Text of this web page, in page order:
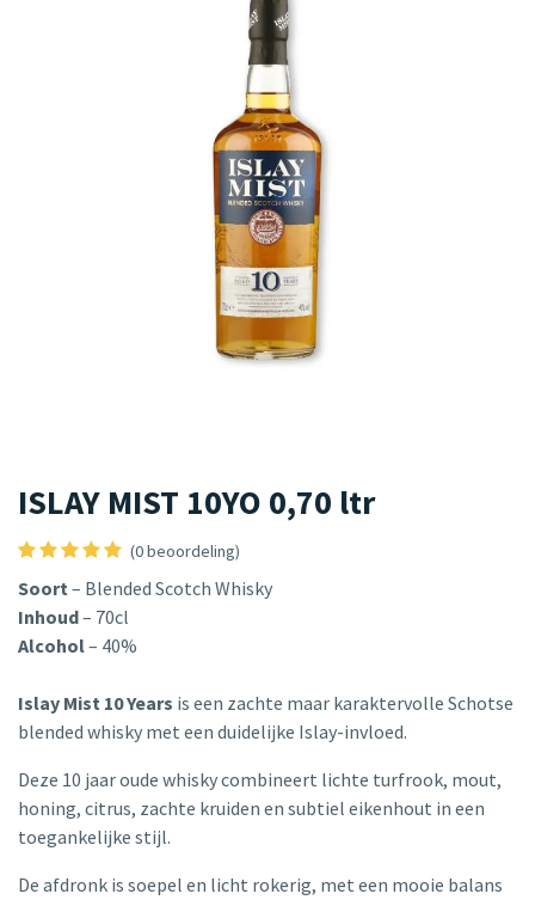
ISLAY MIST 10YO 0,70 ltr
(0 beoordeling)
Soort– Blended Scotch Whisky
Inhoud– 70cl
Alcohol– 40%
Islay Mist 10 Years is een zachte maar karaktervolle Schotse
blended whisky met een duidelijke Islay-invloed.
Deze 10 jaar oude whisky combineert lichte turfrook, mout,
honing, citrus, zachte kruiden en subtiel eikenhout in een
toegankelijke stijl.
De afdronk is soepel en licht rokerig, met een mooie balans